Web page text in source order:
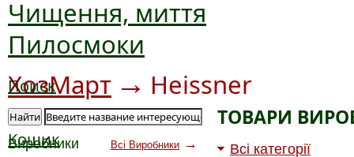
Чищення, миття
Пилосмоки
Поиск
Найти
Кошик
ХозМарт → Heissner
Виробники Всі Виробники →
ТОВАРИ
Всі категорії